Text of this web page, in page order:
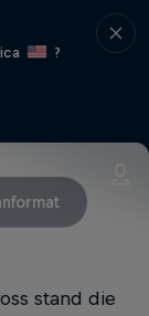
?
stand die